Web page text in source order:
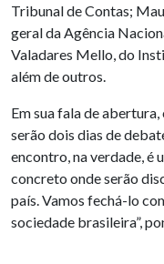
Tribunal de Contas;
geral da Agência
Valadares Mello, do
além de outros.
Em sua fala de
serão dois dias de
encontro, na verdade, é
concreto onde serão
país. Vamos fechá-lo
sociedade brasileira”,